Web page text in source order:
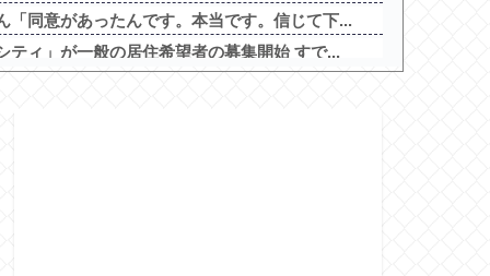
「同意があったんです。本当です。信じて下...
ティ」が一般の居住希望者の募集開始 すで...